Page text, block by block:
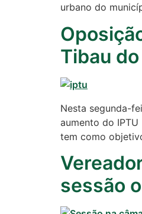
urbano do
Tibau
Nesta segunda-
aumento do
tem como
sessão